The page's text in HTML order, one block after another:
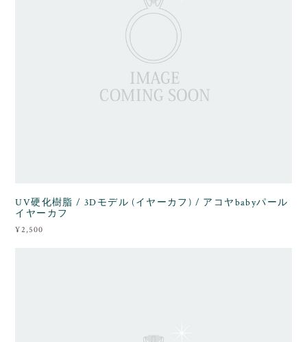
UV硬化樹脂 / 3Dモデル (イヤーカフ) / アコヤbabyパール
イヤーカフ
¥2,500